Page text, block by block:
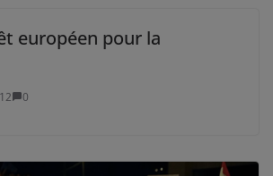
européen pour la
0